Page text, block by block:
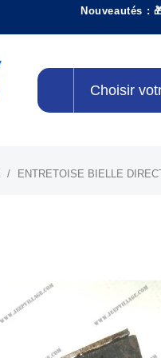
Nouveautés :
Choisir
ENTRETOISE BIELLE